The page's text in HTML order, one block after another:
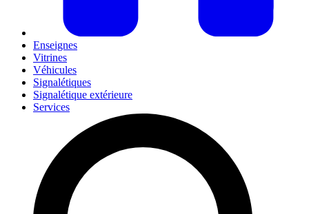
Enseignes
Vitrines
Véhicules
Signalétiques
Signalétique extérieure
Services